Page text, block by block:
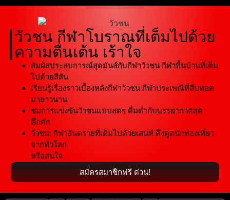
วัวชน กีฬาโบราณที่เต็มไปด้วย
ความตื่นเต้น เร้าใจ
สัมผัสประสบการณ์สุดมันส์กับกีฬาวัวชน กีฬาพื้นบ้านที่เต็ม
ไปด้วยสีสัน
เรียนรู้เรื่องราวเบื้องหลังกีฬาวัวชน กีฬาประเพณีที่สืบทอด
มายาวนาน
ชมการแข่งขันวัวชนแบบสดๆ ดื่มด่ำกับบรรยากาศสุด
คึกคัก
วัวชน: กีฬาอันตรายที่เต็มไปด้วยเสน่ห์ ดึงดูดนักท่องเที่ยว
จากทั่วโลก
หรือสนใจ
สมัครสมาชิกฟรี ด่วน!